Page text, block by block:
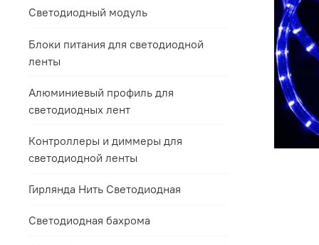
Светодиодный модуль
Блоки питания для светодиодной
ленты
Алюминиевый профиль для
светодиодных лент
Контроллеры и диммеры для
светодиодной ленты
Гирлянда Нить Светодиодная
Светодиодная бахрома